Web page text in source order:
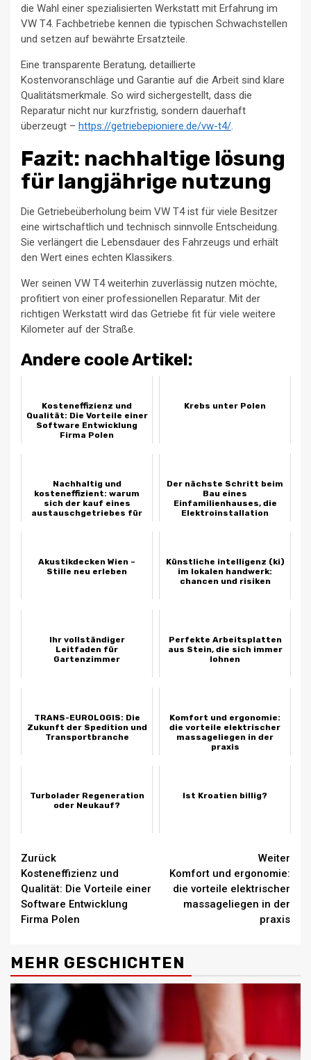
die Wahl einer spezialisierten Werkstatt mit Erfahrung im
VW T4. Fachbetriebe kennen die typischen Schwachstellen
und setzen auf bewährte Ersatzteile.
Eine transparente Beratung, detaillierte
Kostenvoranschläge und Garantie auf die Arbeit sind klare
Qualitätsmerkmale. So wird sichergestellt, dass die
Reparatur nicht nur kurzfristig, sondern dauerhaft
überzeugt – https://getriebepioniere.de/vw-t4/.
Fazit: nachhaltige lösung
für langjährige nutzung
Die Getriebeüberholung beim VW T4 ist für viele Besitzer
eine wirtschaftlich und technisch sinnvolle Entscheidung.
Sie verlängert die Lebensdauer des Fahrzeugs und erhält
den Wert eines echten Klassikers.
Wer seinen VW T4 weiterhin zuverlässig nutzen möchte,
profitiert von einer professionellen Reparatur. Mit der
richtigen Werkstatt wird das Getriebe fit für viele weitere
Kilometer auf der Straße.
Andere coole Artikel:
Kosteneffizienz und
Qualität: Die Vorteile einer
Software Entwicklung
Firma Polen
Krebs unter Polen
Nachhaltig und
kosteneffizient: warum
sich der kauf eines
austauschgetriebes für
Der nächste Schritt beim
Bau eines
Einfamilienhauses, die
Elektroinstallation
Akustikdecken Wien –
Stille neu erleben
Künstliche intelligenz (ki)
im lokalen handwerk:
chancen und risiken
Ihr vollständiger
Leitfaden für
Gartenzimmer
Perfekte Arbeitsplatten
aus Stein, die sich immer
lohnen
TRANS-EUROLOGIS: Die
Zukunft der Spedition und
Transportbranche
Komfort und ergonomie:
die vorteile elektrischer
massageliegen in der
praxis
Turbolader Regeneration
oder Neukauf?
Ist Kroatien billig?
Beitragsnavigation
Zurück
Kosteneffizienz und
Qualität: Die Vorteile einer
Software Entwicklung
Firma Polen
Weiter
Komfort und ergonomie:
die vorteile elektrischer
massageliegen in der
praxis
MEHR GESCHICHTEN